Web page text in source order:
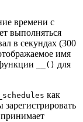
времени с
выполняться
в секундах (300
имя
__() для
как
зарегистрировать